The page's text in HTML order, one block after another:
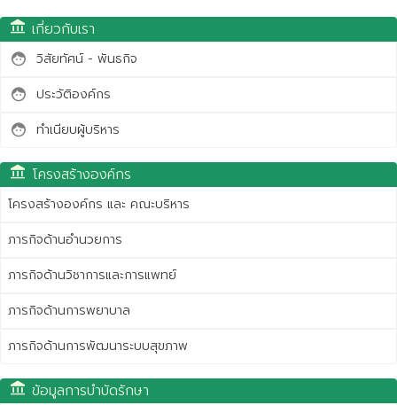
account_balance เกี่ยวกับเรา
face วิสัยทัศน์ - พันธกิจ
face ประวัติองค์กร
face ทำเนียบผู้บริหาร
account_balance โครงสร้างองค์กร
โครงสร้างองค์กร และ คณะบริหาร
ภารกิจด้านอำนวยการ
ภารกิจด้านวิชาการและการแพทย์
ภารกิจด้านการพยาบาล
ภารกิจด้านการพัฒนาระบบสุขภาพ
account_balance ข้อมูลการบำบัดรักษา